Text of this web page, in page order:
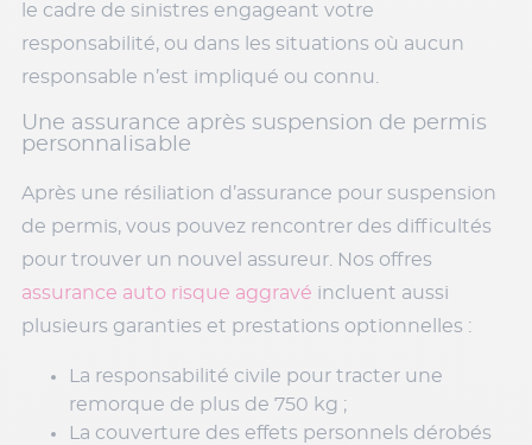
le cadre de sinistres engageant votre
responsabilité, ou dans les situations où aucun
responsable n’est impliqué ou connu.
Une assurance après suspension de permis
personnalisable
Après une résiliation d’assurance pour suspension
de permis, vous pouvez rencontrer des difficultés
pour trouver un nouvel assureur. Nos offres
assurance auto risque aggravé incluent aussi
plusieurs garanties et prestations optionnelles :
La responsabilité civile pour tracter une
remorque de plus de 750 kg ;
La couverture des effets personnels dérobés